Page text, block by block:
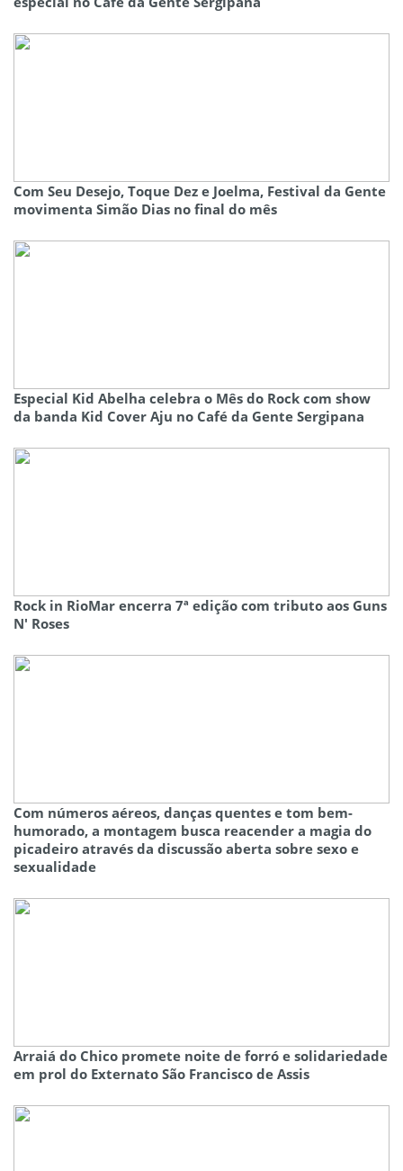
Com Seu Desejo, Toque Dez e Joelma, Festival da Gente
movimenta Simão Dias no final do mês
Especial Kid Abelha celebra o Mês do Rock com show
da banda Kid Cover Aju no Café da Gente Sergipana
Rock in RioMar encerra 7ª edição com tributo aos Guns
N' Roses
Com números aéreos, danças quentes e tom bem-
humorado, a montagem busca reacender a magia do
picadeiro através da discussão aberta sobre sexo e
sexualidade
Arraiá do Chico promete noite de forró e solidariedade
em prol do Externato São Francisco de Assis